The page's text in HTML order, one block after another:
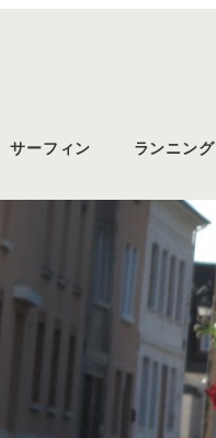
サーフィン ランニング